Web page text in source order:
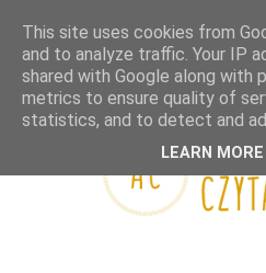
This site uses cookies from
and to analyze traffic. Your IP
shared with Google along with
metrics to ensure quality of
statistics, and to detect and
LEARN MORE